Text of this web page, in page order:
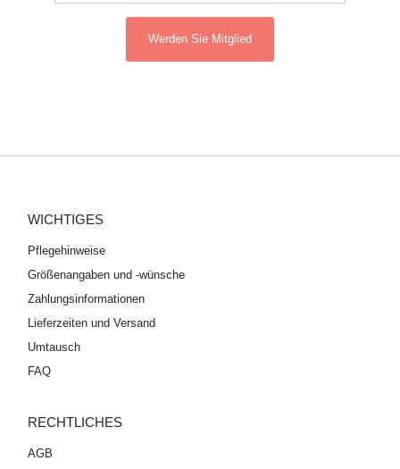
Werden Sie Mitglied
WICHTIGES
Pflegehinweise
Größenangaben und -wünsche
Zahlungsinformationen
Lieferzeiten und Versand
Umtausch
FAQ
RECHTLICHES
AGB